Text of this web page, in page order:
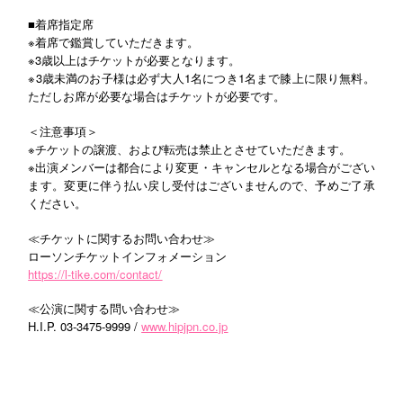
■着席指定席
※着席で鑑賞していただきます。
※3歳以上はチケットが必要となります。
※3歳未満のお子様は必ず大人1名につき1名まで膝上に限り無料。
ただしお席が必要な場合はチケットが必要です。
＜注意事項＞
※チケットの譲渡、および転売は禁止とさせていただきます。
※出演メンバーは都合により変更・キャンセルとなる場合がござい
ます。変更に伴う払い戻し受付はございませんので、予めご了承
ください。
≪チケットに関するお問い合わせ≫
ローソンチケットインフォメーション
https://l-tike.com/contact/
≪公演に関する問い合わせ≫
H.I.P. 03-3475-9999 /www.hipjpn.co.jp